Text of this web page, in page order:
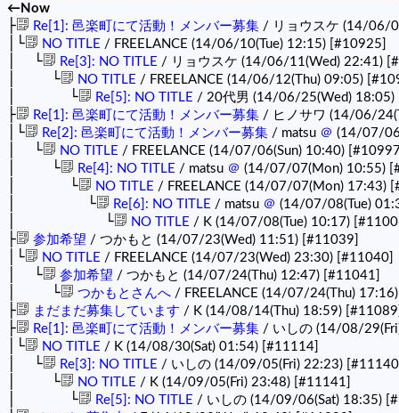
←Now
├ Re[1]: 邑楽町にて活動！メンバー募集 / リョウスケ (14/06/
│└ NO TITLE / FREELANCE (14/06/10(Tue) 12:15) [#10925]
│ └ Re[3]: NO TITLE / リョウスケ (14/06/11(Wed) 22:41)
│ └ NO TITLE / FREELANCE (14/06/12(Thu) 09:05)
│ └ Re[5]: NO TITLE / 20代男 (14/06/25(Wed) 18:05)
├ Re[1]: 邑楽町にて活動！メンバー募集 / ヒノサワ (14/06/
│└ Re[2]: 邑楽町にて活動！メンバー募集 / matsu ＠ (14/07/
│ └ NO TITLE / FREELANCE (14/07/06(Sun) 10:40)
│ └ Re[4]: NO TITLE / matsu ＠ (14/07/07(Mon) 10:55)
│ └ NO TITLE / FREELANCE (14/07/07(Mon) 17:43)
│ └ Re[6]: NO TITLE / matsu ＠ (14/07/08(Tue)
│ └ NO TITLE / K (14/07/08(Tue) 10:17)
├ 参加希望 / つかもと (14/07/23(Wed) 11:51) [#11039]
│└ NO TITLE / FREELANCE (14/07/23(Wed) 23:30) [#11040]
│ └ 参加希望 / つかもと (14/07/24(Thu) 12:47) [#11041]
│ └ つかもとさんへ / FREELANCE (14/07/24(Thu)
├ まだまだ募集しています / K (14/08/14(Thu) 18:59)
├ Re[1]: 邑楽町にて活動！メンバー募集 / いしの (14/08/
│└ NO TITLE / K (14/08/30(Sat) 01:54) [#11114]
│ └ Re[3]: NO TITLE / いしの (14/09/05(Fri) 22:23)
│ └ NO TITLE / K (14/09/05(Fri) 23:48) [#11141]
│ └ Re[5]: NO TITLE / いしの (14/09/06(Sat) 18:35)